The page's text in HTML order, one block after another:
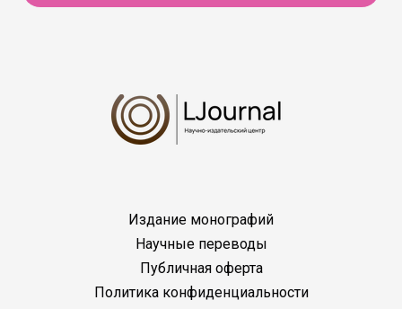
Издание монографий
Научные переводы
Публичная оферта
Политика конфиденциальности